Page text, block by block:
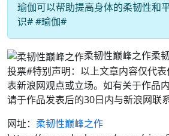
瑜伽可以帮助提高身体的柔韧性和
识# #瑜伽#
柔韧性巅峰之作柔
投票#特别声明：以上文章内容仅代
表新浪网观点或立场。如有关于作品
请于作品发表后的30日内与新浪网联系
网址： 柔韧性巅峰之作